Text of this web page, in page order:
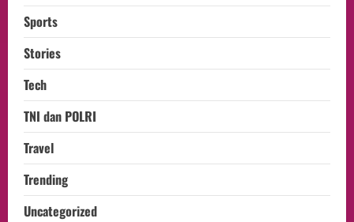
Sports
Stories
Tech
TNI dan POLRI
Travel
Trending
Uncategorized